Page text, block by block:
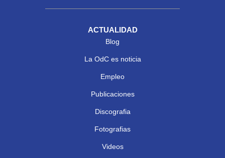
ACTUALIDAD
Blog
La OdC es noticia
Empleo
Publicaciones
Discografia
Fotografias
Videos